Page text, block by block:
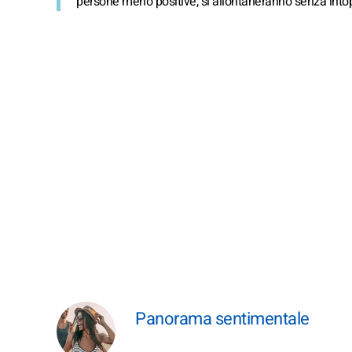
Panorama sentimentale